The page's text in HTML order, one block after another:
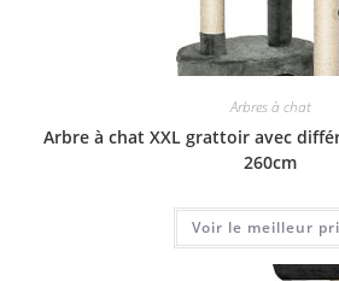
Arbres à chat
Arbre à chat XXL grattoir avec
260cm
Voir le meilleur